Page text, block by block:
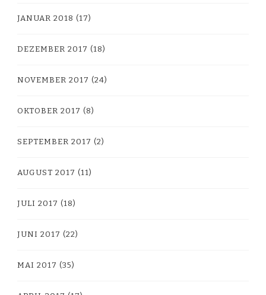
JANUAR 2018 (17)
DEZEMBER 2017 (18)
NOVEMBER 2017 (24)
OKTOBER 2017 (8)
SEPTEMBER 2017 (2)
AUGUST 2017 (11)
JULI 2017 (18)
JUNI 2017 (22)
MAI 2017 (35)